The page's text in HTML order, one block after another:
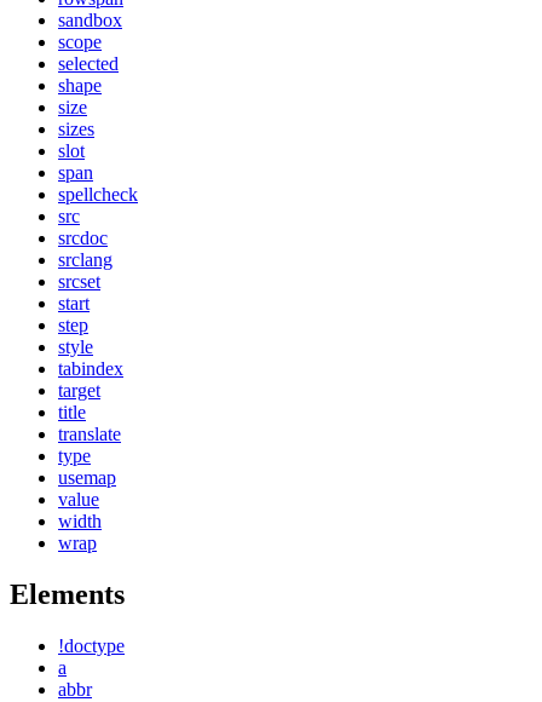
sandbox
scope
selected
shape
size
sizes
slot
span
spellcheck
src
srcdoc
srclang
srcset
start
step
style
tabindex
target
title
translate
type
usemap
value
width
wrap
Elements
!doctype
a
abbr